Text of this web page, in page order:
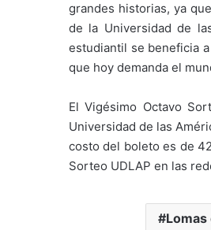
grandes historias, ya
de la Universidad de
estudiantil se beneficia
que hoy demanda el
El Vigésimo Octavo
Universidad de las
costo del boleto es de
Sorteo UDLAP en las